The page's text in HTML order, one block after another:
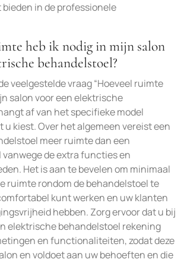
in de professionele
heb ik nodig in mijn salon
behandelstoel?
veelgestelde vraag “Hoeveel ruimte
salon voor een elektrische
af van het specifieke model
u kiest. Over het algemeen vereist een
meer ruimte dan een
de extra functies en
Het is aan te bevelen om minimaal
ruimte rondom de behandelstoel te
kunt werken en uw klanten
hebben. Zorg ervoor dat u bij
elektrische behandelstoel rekening
en functionaliteiten, zodat deze
en voldoet aan uw behoeften en die